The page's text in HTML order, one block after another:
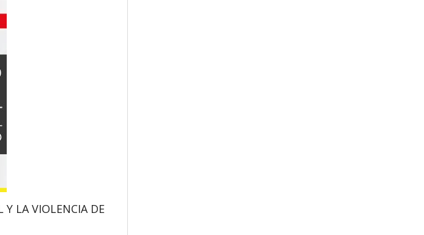
Y LA VIOLENCIA DE